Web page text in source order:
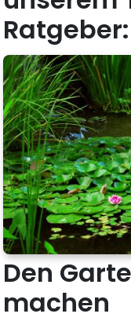
Ratgeber:
Den
machen